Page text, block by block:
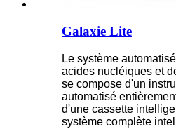
Galaxie Lite
Le système
acides nucléiques et
se compose d'un
automatisé
d'une cassette
système complète